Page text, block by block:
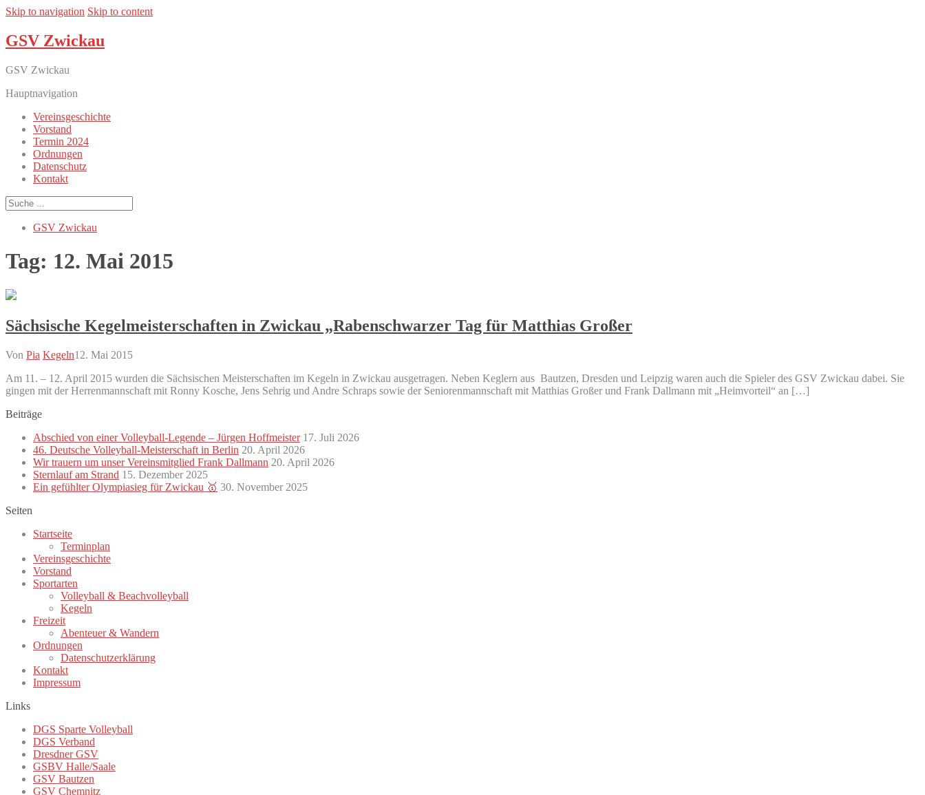
Skip to navigation Skip to content
GSV Zwickau
GSV Zwickau
Hauptnavigation
Vereinsgeschichte
Vorstand
Termin 2024
Ordnungen
Datenschutz
Kontakt
GSV Zwickau
Tag: 12. Mai 2015
Sächsische Kegelmeisterschaften in Zwickau „Rabenschwarzer Tag für Matthias Großer
Von Pia Kegeln12. Mai 2015
Am 11. – 12. April 2015 wurden die Sächsischen Meisterschaften im Kegeln in Zwickau ausgetragen. Neben Keglern aus Bautzen, Dresden und Leipzig waren auch die Spieler des GSV Zwickau dabei. Sie
gingen mit der Herrenmannschaft mit Ronny Kosche, Jens Sehrig und Andre Schraps sowie der Seniorenmannschaft mit Matthias Großer und Frank Dallmann mit „Heimvorteil“ an […]
Beiträge
Abschied von einer Volleyball-Legende – Jürgen Hoffmeister 17. Juli 2026
46. Deutsche Volleyball-Meisterschaft in Berlin 20. April 2026
Wir trauern um unser Vereinsmitglied Frank Dallmann 20. April 2026
Sternlauf am Strand 15. Dezember 2025
Ein gefühlter Olympiasieg für Zwickau 🥇 30. November 2025
Seiten
Startseite
Terminplan
Vereinsgeschichte
Vorstand
Sportarten
Volleyball & Beachvolleyball
Kegeln
Freizeit
Abenteuer & Wandern
Ordnungen
Datenschutzerklärung
Kontakt
Impressum
Links
DGS Sparte Volleyball
DGS Verband
Dresdner GSV
GSBV Halle/Saale
GSV Bautzen
GSV Chemnitz